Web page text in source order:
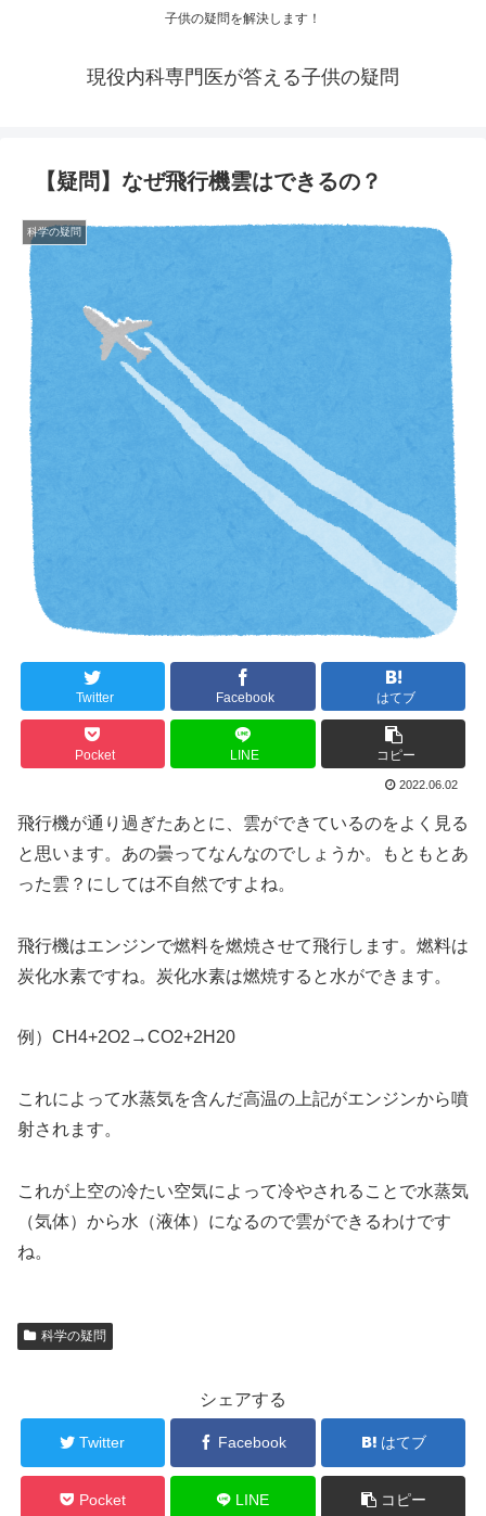
子供の疑問を解決します！
現役内科専門医が答える子供の疑問
【疑問】なぜ飛行機雲はできるの？
科学の疑問
Twitter Facebook はてブ
Pocket LINE コピー
2022.06.02
飛行機が通り過ぎたあとに、雲ができているのをよく見る
と思います。あの曇ってなんなのでしょうか。もともとあ
った雲？にしては不自然ですよね。
飛行機はエンジンで燃料を燃焼させて飛行します。燃料は
炭化水素ですね。炭化水素は燃焼すると水ができます。
例）CH4+2O2→CO2+2H20
これによって水蒸気を含んだ高温の上記がエンジンから噴
射されます。
これが上空の冷たい空気によって冷やされることで水蒸気
（気体）から水（液体）になるので雲ができるわけです
ね。
科学の疑問
シェアする
Twitter Facebook はてブ
Pocket LINE コピー